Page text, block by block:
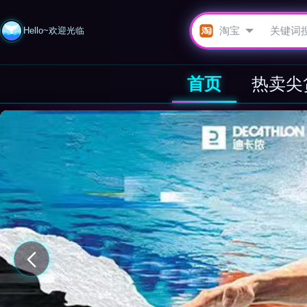
Hello~欢迎光临
首页 热卖尖
